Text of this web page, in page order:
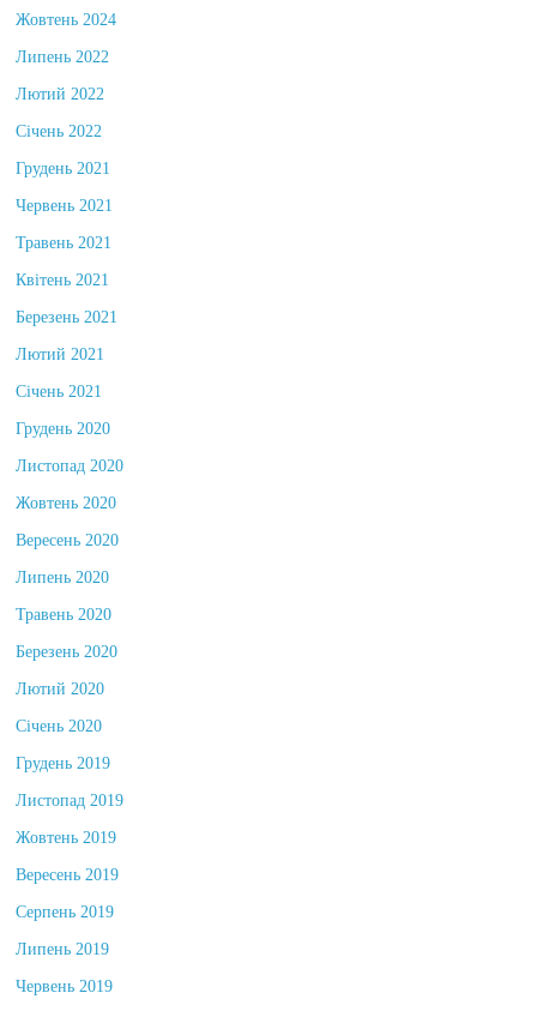
Жовтень 2024
Липень 2022
Лютий 2022
Січень 2022
Грудень 2021
Червень 2021
Травень 2021
Квітень 2021
Березень 2021
Лютий 2021
Січень 2021
Грудень 2020
Листопад 2020
Жовтень 2020
Вересень 2020
Липень 2020
Травень 2020
Березень 2020
Лютий 2020
Січень 2020
Грудень 2019
Листопад 2019
Жовтень 2019
Вересень 2019
Серпень 2019
Липень 2019
Червень 2019